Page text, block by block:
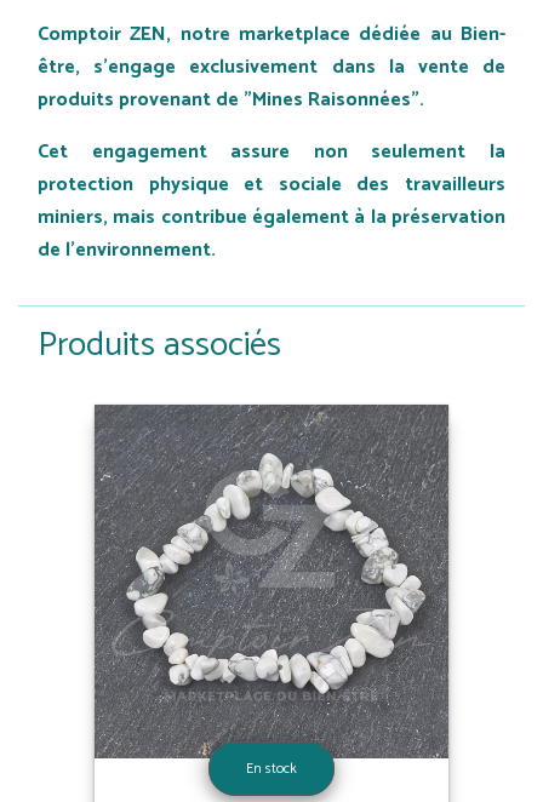
Comptoir ZEN, notre marketplace dédiée au Bien-
être, s'engage exclusivement dans la vente de
produits provenant de "Mines Raisonnées".
Cet engagement assure non seulement la
protection physique et sociale des travailleurs
miniers, mais contribue également à la préservation
de l'environnement.
Produits associés
En stock